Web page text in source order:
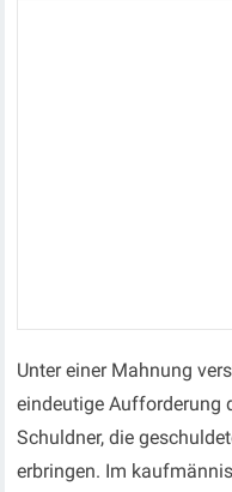
Unter einer Mahnung
eindeutige Aufforderung
Schuldner, die
erbringen. Im